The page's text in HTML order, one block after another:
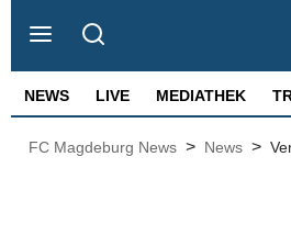
NEWS LIVE MEDIATHEK
FC Magdeburg News > News >